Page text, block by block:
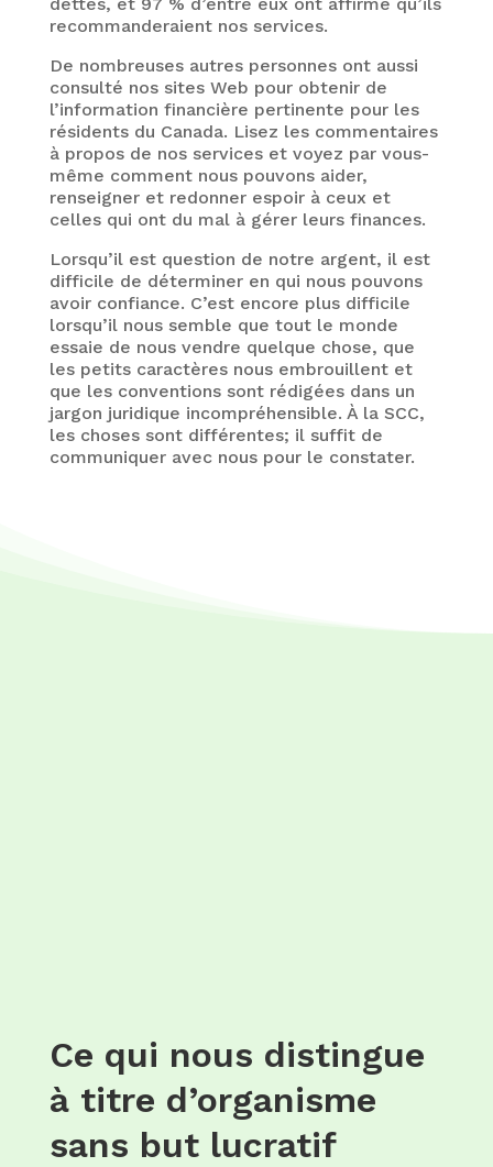
recommanderaient nos services.
De nombreuses autres personnes ont aussi
consulté nos sites Web pour obtenir de
l’information financière pertinente pour les
résidents du Canada. Lisez les commentaires
à propos de nos services et voyez par vous-
même comment nous pouvons aider,
renseigner et redonner espoir à ceux et
celles qui ont du mal à gérer leurs finances.
Lorsqu’il est question de notre argent, il est
difficile de déterminer en qui nous pouvons
avoir confiance. C’est encore plus difficile
lorsqu’il nous semble que tout le monde
essaie de nous vendre quelque chose, que
les petits caractères nous embrouillent et
que les conventions sont rédigées dans un
jargon juridique incompréhensible. À la SCC,
les choses sont différentes; il suffit de
communiquer avec nous pour le constater.
Ce qui nous distingue
à titre d’organisme
sans but lucratif